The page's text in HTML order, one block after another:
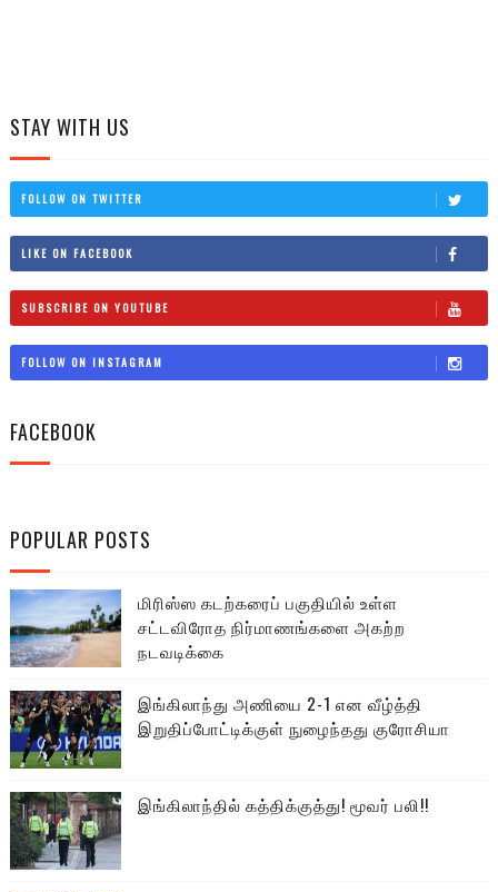
STAY WITH US
FOLLOW ON TWITTER
LIKE ON FACEBOOK
SUBSCRIBE ON YOUTUBE
FOLLOW ON INSTAGRAM
FACEBOOK
POPULAR POSTS
மிரிஸ்ஸ கடற்கரைப் பகுதியில் உள்ள
சட்டவிரோத நிர்மாணங்களை அகற்ற
நடவடிக்கை
இங்கிலாந்து அணியை 2-1 என வீழ்த்தி
இறுதிப்போட்டிக்குள் நுழைந்தது குரோசியா
இங்கிலாந்தில் கத்திக்குத்து! மூவர் பலி!!